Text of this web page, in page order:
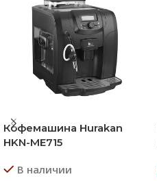
Кофемашина Hurakan
HKN-ME715
В наличии